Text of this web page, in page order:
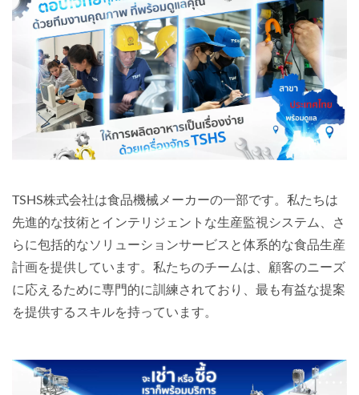
TSHS株式会社は食品機械メーカーの一部です。私たちは
先進的な技術とインテリジェントな生産監視システム、さ
らに包括的なソリューションサービスと体系的な食品生産
計画を提供しています。私たちのチームは、顧客のニーズ
に応えるために専門的に訓練されており、最も有益な提案
を提供するスキルを持っています。